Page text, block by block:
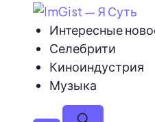
Интересные
Селебрити
Киноиндустрия
Музыка